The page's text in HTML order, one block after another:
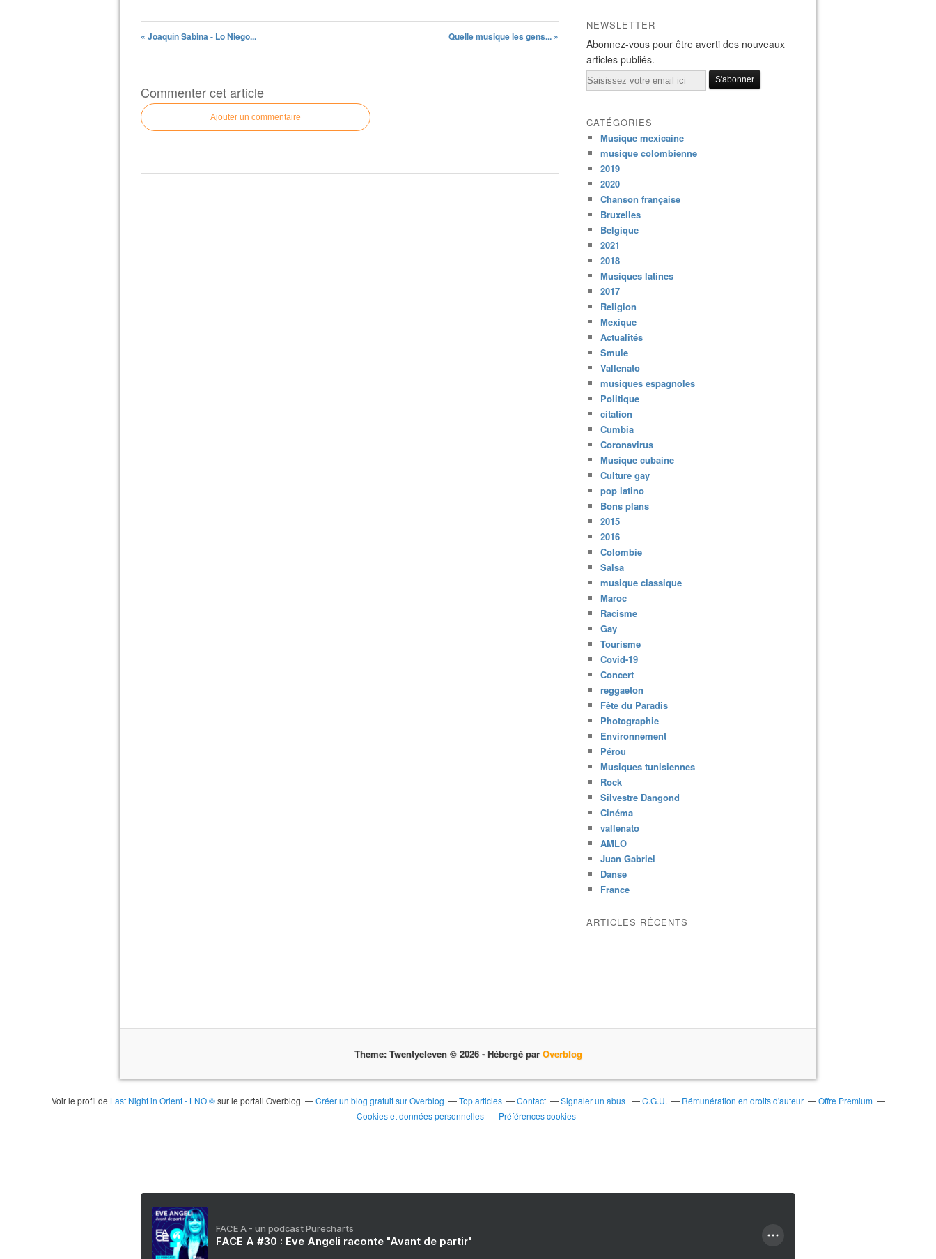
« Joaquín Sabina - Lo Niego... Quelle musique les gens... »
Commenter cet article
Ajouter un commentaire
NEWSLETTER
Abonnez-vous pour être averti des nouveaux
articles publiés.
Email
CATÉGORIES
Musique mexicaine
musique colombienne
2019
2020
Chanson française
Bruxelles
Belgique
2021
2018
Musiques latines
2017
Religion
Mexique
Actualités
Smule
Vallenato
musiques espagnoles
Politique
citation
Cumbia
Coronavirus
Musique cubaine
Culture gay
pop latino
Bons plans
2015
2016
Colombie
Salsa
musique classique
Maroc
Racisme
Gay
Tourisme
Covid-19
Concert
reggaeton
Fête du Paradis
Photographie
Environnement
Pérou
Musiques tunisiennes
Rock
Silvestre Dangond
Cinéma
vallenato
AMLO
Juan Gabriel
Danse
France
ARTICLES RÉCENTS
Theme: Twentyeleven © 2026 - Hébergé par Overblog
Voir le profil de Last Night in Orient - LNO ©sur le portail Overblog Créer un blog gratuit sur Overblog Top articles Contact Signaler un abus C.G.U. Rémunération en droits d'auteur
Offre Premium
Cookies et données personnelles
Préférences cookies
FACE A - un podcast Purecharts
FACE A #30 : Eve Angeli raconte "Avant de partir"